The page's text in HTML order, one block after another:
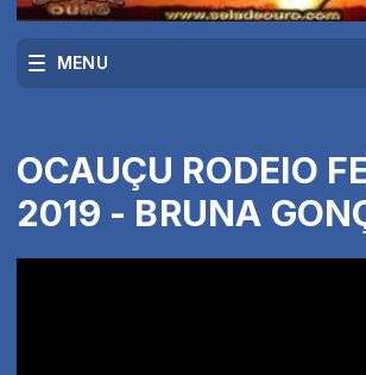
MENU
OCAUÇU RODEIO
2019 - BRUNA